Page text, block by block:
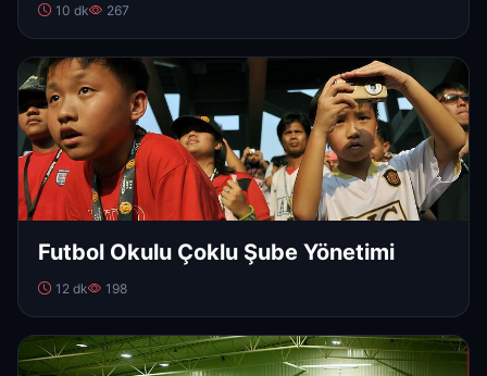
10 dk 267
Futbol Okulu Çoklu Şube Yönetimi
12 dk 198